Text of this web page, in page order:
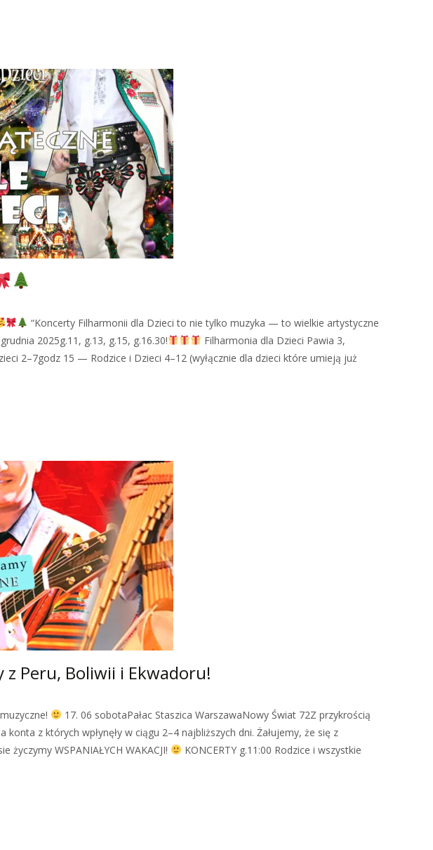
“Koncerty Filharmonii dla Dzieci to nie tylko muzyka — to wielkie artystyczne
2025g.11, g.13, g.15, g.16.30!
Filharmonia dla Dzieci Pawia 3,
2–7godz 15 — Rodzice i Dzieci 4–12 (wyłącznie dla dzieci które umieją już
Peru, Boliwii i Ekwadoru!
17. 06 sobotaPałac Staszica WarszawaNowy Świat 72Z przykrością
z których wpłynęły w ciągu 2–4 najbliższych dni. Żałujemy, że się z
WSPANIAŁYCH WAKACJI!
KONCERTY g.11:00 Rodzice i wszystkie